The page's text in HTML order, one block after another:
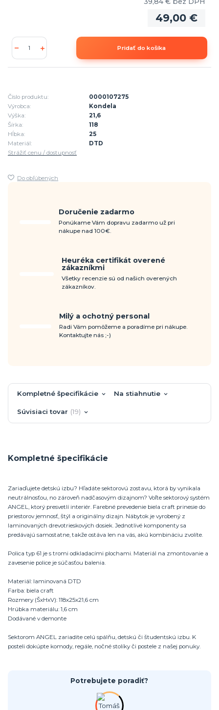
49,00 €
Pridať do košíka
Číslo produktu:
0000107275
Výrobca:
Kondela
Výška:
21,6
Šírka:
118
Hĺbka:
25
Materiál:
DTD
Strážiť cenu / dostupnosť
Do obľúbených
Doručenie zadarmo
Ponúkame Vám dopravu zadarmo už pri
nákupe nad 100€.
Heuréka certifikát overené
zákazníkmi
Všetky recenzie sú od našich overených
zákazníkov.
Milý a ochotný personal
Radi Vám pomôžeme a poradíme pri nákupe.
Kontaktujte nás ;-)
Kompletné špecifikácie Na stiahnutie
Súvisiaci tovar 19
Kompletné špecifikácie
Zariaďujete detskú izbu? Hľadáte sektorovú zostavu, ktorá by vynikala
neutrálnosťou, no zároveň nadčasovým dizajnom? Voľte sektorový systém
ANGEL, ktorý presvetlí interiér. Farebné prevedenie biela craft prinesie do
priestorov jemnosť, štýl a originálny dizajn. Nábytok je vyrobený z
laminovaných drevotrieskových dosiek. Jednotlivé komponenty sa
predávajú samostatne, takže ostáva len na vás, akú kombináciu zvolíte.
Polica typ 61 je s tromi odkladacími plochami. Materiál na zmontovanie a
zavesenie police je súčasťou balenia.
Materiál: laminovaná DTD
Farba: biela craft
Rozmery (ŠxHxV): 118x25x21,6 cm
Hrúbka materiálu: 1,6 cm
Dodávané v demonte
Sektorom ANGEL zariadite celú spálňu, detskú či študentskú izbu. K
posteli dokúpte komody, regále, nočné stolíky či postele z našej ponuky.
Potrebujete poradiť?